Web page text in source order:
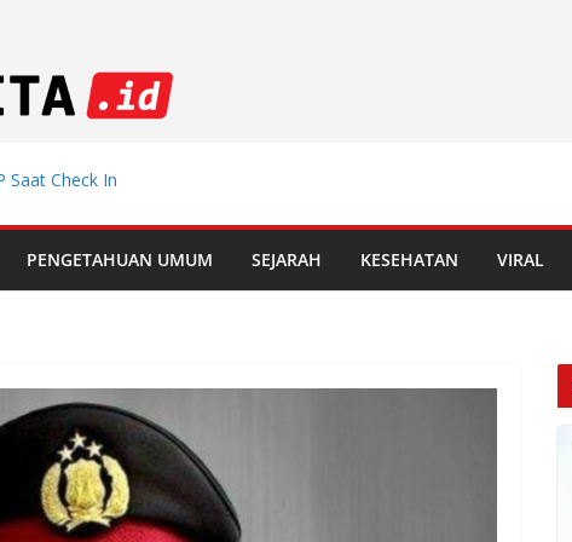
Saat Check In
Mutasi
PENGETAHUAN UMUM SEJARAH KESEHATAN VIRAL